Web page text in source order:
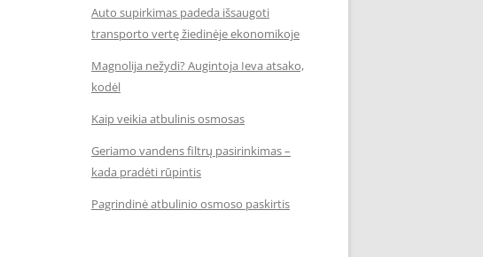
Auto supirkimas padeda išsaugoti
transporto vertę žiedinėje ekonomikoje
Magnolija nežydi? Augintoja Ieva atsako,
kodėl
Kaip veikia atbulinis osmosas
Geriamo vandens filtrų pasirinkimas –
kada pradėti rūpintis
Pagrindinė atbulinio osmoso paskirtis